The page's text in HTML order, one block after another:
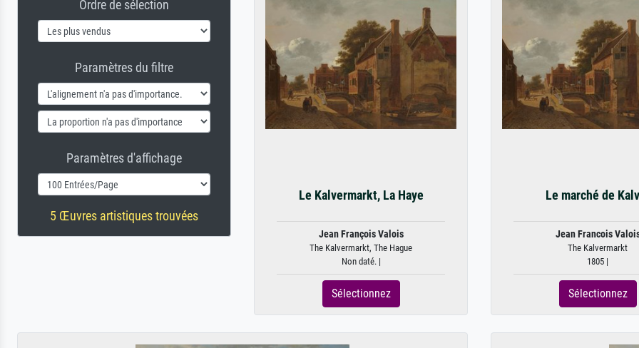
Ordre de sélection
Paramètres du filtre
Paramètres d'affichage
5 Œuvres artistiques trouvées
Le Kalvermarkt, La Haye
Jean François Valois
The Kalvermarkt, The Hague
Non daté. |
Sélectionnez
Le marché de
Jean Francois
The Kalvermarkt
1805 |
Sélectionnez